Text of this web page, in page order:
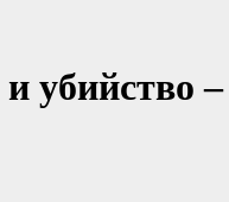
убийство –